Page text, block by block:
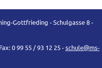
Gottfrieding - Schulgasse 8 -
0 99 55 / 93 12 25 -schule@ms-